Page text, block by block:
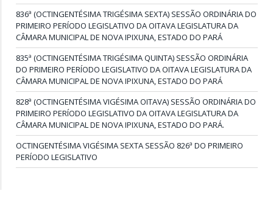
836ª (OCTINGENTÉSIMA TRIGÉSIMA SEXTA) SESSÃO ORDINÁRIA DO
PRIMEIRO PERÍODO LEGISLATIVO DA OITAVA LEGISLATURA DA
CÂMARA MUNICIPAL DE NOVA IPIXUNA, ESTADO DO PARÁ
835ª (OCTINGENTÉSIMA TRIGÉSIMA QUINTA) SESSÃO ORDINÁRIA
DO PRIMEIRO PERÍODO LEGISLATIVO DA OITAVA LEGISLATURA DA
CÂMARA MUNICIPAL DE NOVA IPIXUNA, ESTADO DO PARÁ
828ª (OCTINGENTÉSIMA VIGÉSIMA OITAVA) SESSÃO ORDINÁRIA DO
PRIMEIRO PERÍODO LEGISLATIVO DA OITAVA LEGISLATURA DA
CÂMARA MUNICIPAL DE NOVA IPIXUNA, ESTADO DO PARÁ.
OCTINGENTÉSIMA VIGÉSIMA SEXTA SESSÃO 826ª DO PRIMEIRO
PERÍODO LEGISLATIVO